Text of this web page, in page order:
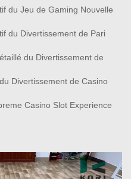
du Jeu de Gaming Nouvelle
du Divertissement de Pari
du Divertissement de
Divertissement de Casino
Casino Slot Experience